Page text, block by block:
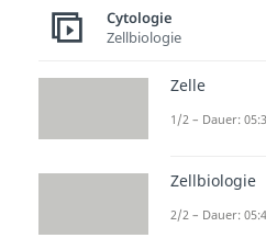
In diesem
was der
Aufbau
aussehen.
Du willst
noch
schau dir
Cytologie
Zellbiologie
Zelle
1/2 – Dauer:
Zellbiologie
2/2 – Dauer: